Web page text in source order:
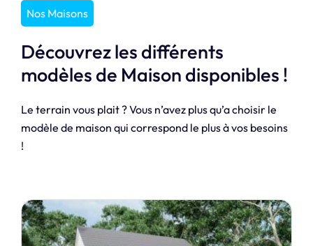
Nos Maisons
Découvrez les différents
modèles de Maison disponibles !
Le terrain vous plait ? Vous n’avez plus qu’a choisir le
modèle de maison qui correspond le plus à vos besoins
!